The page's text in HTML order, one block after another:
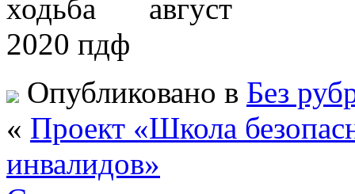
Опубликовано в Без
« Проект «Школа
инвалидов»